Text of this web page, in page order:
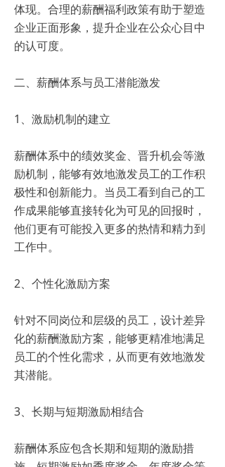
体现。合理的薪酬福利政策有助于塑造
企业正面形象，提升企业在公众心目中
的认可度。
二、薪酬体系与员工潜能激发
1、激励机制的建立
薪酬体系中的绩效奖金、晋升机会等激
励机制，能够有效地激发员工的工作积
极性和创新能力。当员工看到自己的工
作成果能够直接转化为可见的回报时，
他们更有可能投入更多的热情和精力到
工作中。
2、个性化激励方案
针对不同岗位和层级的员工，设计差异
化的薪酬激励方案，能够更精准地满足
员工的个性化需求，从而更有效地激发
其潜能。
3、长期与短期激励相结合
薪酬体系应包含长期和短期的激励措